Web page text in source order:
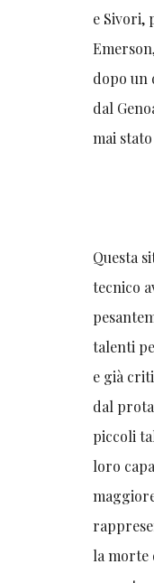
e Sivori,
dopo un
dal
mai
Questa
tecnico
talenti
e già
dal
piccoli
loro
la morte